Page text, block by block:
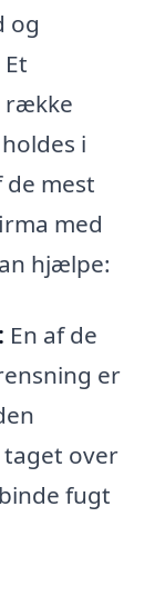
og
række
i
mest
med
hjælpe:
En af de
er
over
fugt